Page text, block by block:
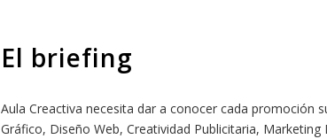
El briefing
Aula Creactiva necesita dar a conocer cada promoción
Gráfico, Diseño Web, Creatividad Publicitaria,